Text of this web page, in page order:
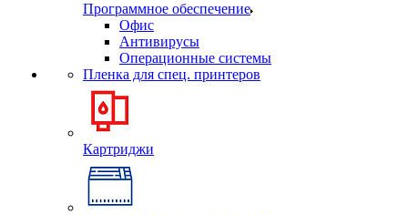
Программное обеспечение
Офис
Антивирусы
Операционные системы
Пленка для спец. принтеров
Картриджи